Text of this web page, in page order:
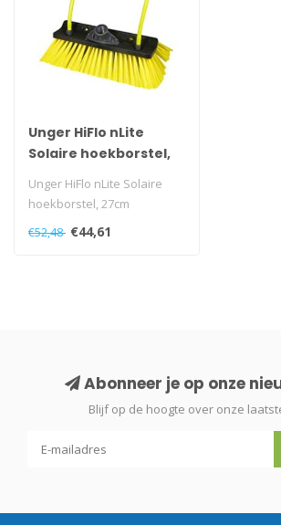
Unger HiFlo nLite
Solaire hoekborstel,
Unger HiFlo nLite Solaire
hoekborstel, 27cm
€52,48 €44,61
Abonneer je op onze
Blijf op de hoogte over onze